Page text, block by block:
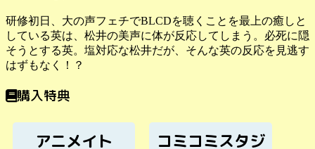
研修初日、大の声フェチでBLCDを聴くことを最上の癒しと
している英は、松井の美声に体が反応してしまう。必死に隠
そうとする英。塩対応な松井だが、そんな英の反応を見逃す
はずもなく！？
購入特典
アニメイト コミコミスタジ